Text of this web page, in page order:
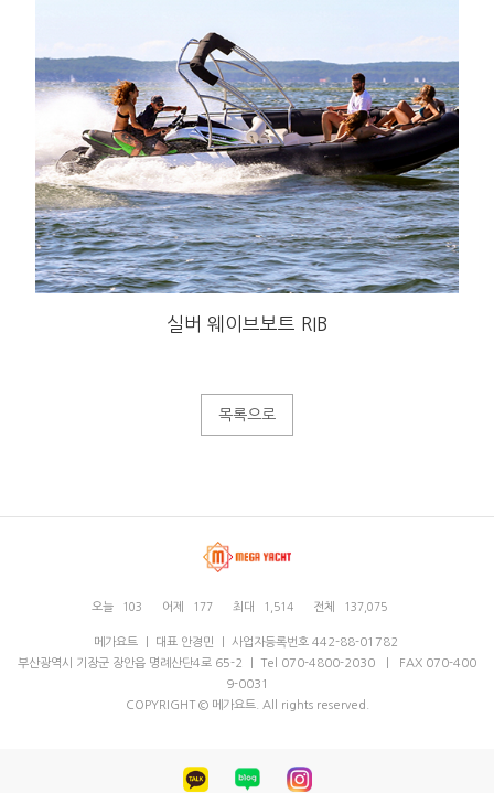
실버 웨이브보트 RIB
목록으로
오늘 103 어제 177 최대 1,514 전체 137,075
메가요트 ｜ 대표 안경민 ｜ 사업자등록번호 442-88-01782
부산광역시 기장군 장안읍 명례산단4로 65-2 ｜ Tel 070-4800-2030 ｜ FAX 070-400
9-0031
COPYRIGHT © 메가요트. All rights reserved.